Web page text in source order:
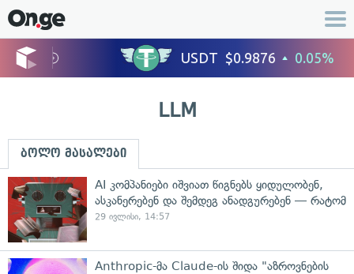
LLM
ბოლო მასალები
AI კომპანიები იშვიათ წიგნებს ყიდულობენ,
ასკანერებენ და შემდეგ ანადგურებენ — რატომ
29 ივლისი, 14:57
Anthropic-მა Claude-ის შიდა "აზროვნების